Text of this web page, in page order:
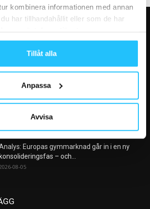
kombinera informationen med annan
har tillhandahållit eller som de har
Tillåt alla
Anpassa
Avvisa
Nike satsar på hybridträning när Hyrox formar
08-07
kommer aldrig kunna ersätta en frukost
Europas gymmarknad går in i en ny
konsolideringsfas – och...
08-05